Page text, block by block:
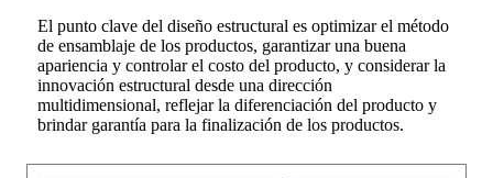
El punto clave del diseño estructural es optimizar el método
de ensamblaje de los productos, garantizar una buena
apariencia y controlar el costo del producto, y considerar la
innovación estructural desde una dirección
multidimensional, reflejar la diferenciación del producto y
brindar garantía para la finalización de los productos.